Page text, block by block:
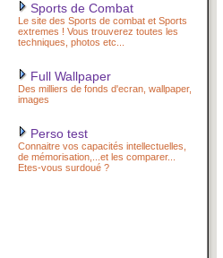
Sports de Combat
Le site des Sports de combat et Sports
extremes ! Vous trouverez toutes les
techniques, photos etc...
Full Wallpaper
Des milliers de fonds d'ecran, wallpaper,
images
Perso test
Connaitre vos capacités intellectuelles,
de mémorisation,...et les comparer...
Etes-vous surdoué ?